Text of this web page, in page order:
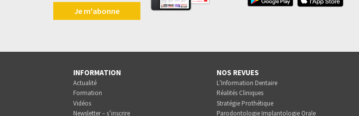
Je m'abonne
INFORMATION
Actualité
Formation
Vidéos
Newsletter – s’inscrire
NOS REVUES
L’Information Dentaire
Réalités Cliniques
Stratégie Prothétique
Parodontologie Implantologie Orale